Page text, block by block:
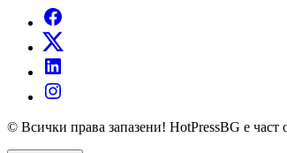
© Всички права запазени! HotPressBG е